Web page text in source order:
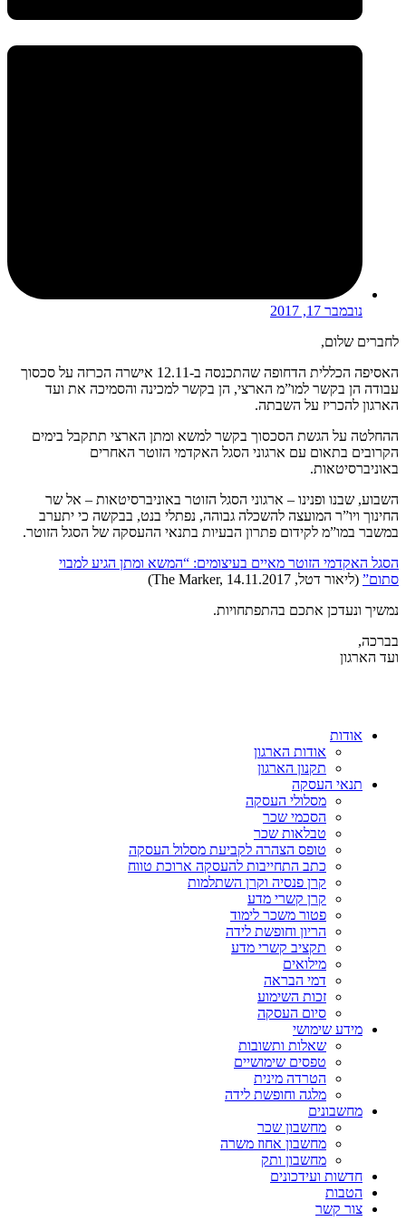
נובמבר 17, 2017
לחברים שלום,
האסיפה הכללית הדחופה שהתכנסה ב-12.11 אישרה הכרזה על סכסוך
עבודה הן בקשר למו”מ הארצי, הן בקשר למכינה והסמיכה את ועד
הארגון להכריז על השבתה.
ההחלטה על הגשת הסכסוך בקשר למשא ומתן הארצי תתקבל בימים
הקרובים בתאום עם ארגוני הסגל האקדמי הזוטר האחרים
באוניברסיטאות.
השבוע, שבנו ופנינו – ארגוני הסגל הזוטר באוניברסיטאות – אל שר
החינוך ויו”ר המועצה להשכלה גבוהה, נפתלי בנט, בבקשה כי יתערב
במשבר במו”מ לקידום פתרון הבעיות בתנאי ההעסקה של הסגל הזוטר.
הסגל האקדמי הזוטר מאיים בעיצומים: “המשא ומתן הגיע למבוי
סתום” (ליאור דטל, The Marker, 14.11.2017)
נמשיך ונעדכן אתכם בהתפתחויות.
בברכה,
ועד הארגון
אודות
אודות הארגון
תקנון הארגון
תנאי העסקה
מסלולי העסקה
הסכמי שכר
טבלאות שכר
טופס הצהרה לקביעת מסלול העסקה
כתב התחייבות להעסקה ארוכת טווח
קרן פנסיה וקרן השתלמות
קרן קשרי מדע
פטור משכר לימוד
הריון וחופשת לידה
תקציב קשרי מדע
מילואים
דמי הבראה
זכות השימוע
סיום העסקה
מידע שימושי
שאלות ותשובות
טפסים שימושיים
הטרדה מינית
מלגה וחופשת לידה
מחשבונים
מחשבון שכר
מחשבון אחוז משרה
מחשבון ותק
חדשות ועידכונים
הטבות
צור קשר